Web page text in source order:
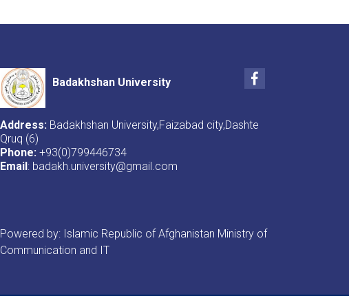
Badakhshan University
Facebook
Address: Badakhshan University,Faizabad city,Dashte
Qruq (6)
Phone: +93(0)799446734
Email: badakh.university@gmail.com
Powered by: Islamic Republic of Afghanistan Ministry of
Communication and IT